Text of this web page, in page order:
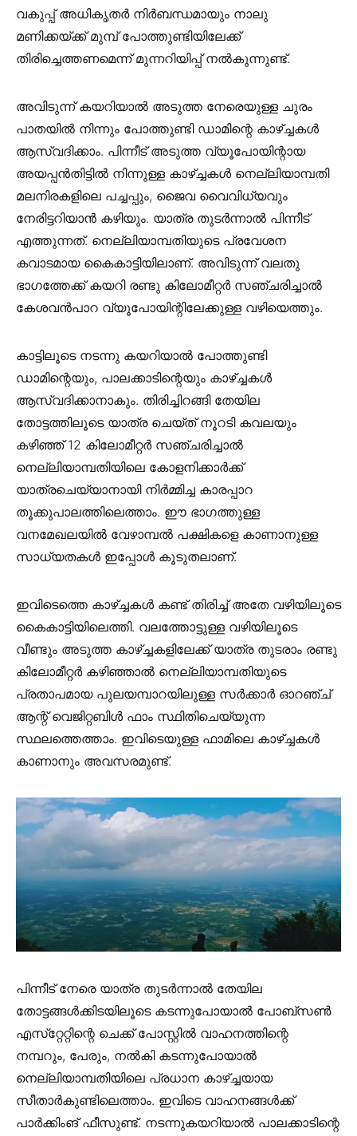
വകുപ്പ് അധികൃതര്‍ നിര്‍ബന്ധമായും നാലു
മണിക്കയ്ക്ക് മുമ്പ് പോത്തുണ്ടിയിലേക്ക്
തിരിച്ചെത്തണമെന്ന് മുന്നറിയിപ്പ് നല്‍കുന്നുണ്ട്.
അവിടുന്ന് കയറിയാല്‍ അടുത്ത നേരെയുള്ള ചുരം
പാതയില്‍ നിന്നും പോത്തുണ്ടി ഡാമിന്റെ കാഴ്ച്ചകള്‍
ആസ്വദിക്കാം. പിന്നീട് അടുത്ത വ്യൂപോയിന്റായ
അയപ്പന്‍തിട്ടില്‍ നിന്നുള്ള കാഴ്ച്ചകള്‍ നെല്ലിയാമ്പതി
മലനിരകളിലെ പച്ചപ്പും, ജൈവ വൈവിധ്യവും
നേരിട്ടറിയാന്‍ കഴിയും. യാത്ര തുടര്‍ന്നാല്‍ പിന്നീട്
എത്തുന്നത്. നെല്ലിയാമ്പതിയുടെ പ്രവേശന
കവാടമായ കൈകാട്ടിയിലാണ്. അവിടുന്ന് വലതു
ഭാഗത്തേക്ക് കയറി രണ്ടു കിലോമീറ്റര്‍ സഞ്ചരിച്ചാല്‍
കേശവന്‍പാറ വ്യൂപോയിന്റിലേക്കുള്ള വഴിയെത്തും.
കാട്ടിലൂടെ നടന്നു കയറിയാല്‍ പോത്തുണ്ടി
ഡാമിന്റെയും, പാലക്കാടിന്റെയും കാഴ്ച്ചകള്‍
ആസ്വദിക്കാനാകും. തിരിച്ചിറങ്ങി തേയില
തോട്ടത്തിലൂടെ യാത്ര ചെയ്ത് നൂറടി കവലയും
കഴിഞ്ഞ് 12 കിലോമീറ്റര്‍ സഞ്ചരിച്ചാല്‍
നെല്ലിയാമ്പതിയിലെ കോളനിക്കാര്‍ക്ക്
യാത്രചെയ്യാനായി നിര്‍മ്മിച്ച കാരപ്പാറ
തൂക്കുപാലത്തിലെത്താം. ഈ ഭാഗത്തുള്ള
വനമേഖലയില്‍ വേഴാമ്പല്‍ പക്ഷികളെ കാണാനുള്ള
സാധ്യതകള്‍ ഇപ്പോള്‍ കൂടുതലാണ്.
ഇവിടെത്തെ കാഴ്ച്ചകള്‍ കണ്ട് തിരിച്ച് അതേ വഴിയിലൂടെ
കൈകാട്ടിയിലെത്തി. വലത്തോട്ടുള്ള വഴിയിലൂടെ
വീണ്ടും അടുത്ത കാഴ്ച്ചകളിലേക്ക് യാത്ര തുടരാം രണ്ടു
കിലോമീറ്റര്‍ കഴിഞ്ഞാല്‍ നെല്ലിയാമ്പതിയുടെ
പ്രതാപമായ പുലയമ്പാറയിലുള്ള സര്‍ക്കാര്‍ ഓറഞ്ച്
ആന്റ് വെജിറ്റബിള്‍ ഫാം സ്ഥിതിചെയ്യുന്ന
സ്ഥലത്തെത്താം. ഇവിടെയുള്ള ഫാമിലെ കാഴ്ച്ചകള്‍
കാണാനും അവസരമുണ്ട്.
പിന്നീട് നേരെ യാത്ര തുടര്‍ന്നാല്‍ തേയില
തോട്ടങ്ങള്‍ക്കിടയിലൂടെ കടന്നുപോയാല്‍ പോബ്‌സണ്‍
എസ്‌റ്റേറ്റിന്റെ ചെക്ക് പോസ്റ്റില്‍ വാഹനത്തിന്റെ
നമ്പറും, പേരും, നല്‍കി കടന്നുപോയാല്‍
നെല്ലിയാമ്പതിയിലെ പ്രധാന കാഴ്ച്ചയായ
സീതാര്‍കുണ്ടിലെത്താം. ഇവിടെ വാഹനങ്ങള്‍ക്ക്
പാര്‍ക്കിംങ് ഫീസുണ്ട്. നടന്നുകയറിയാല്‍ പാലക്കാടിന്റെ